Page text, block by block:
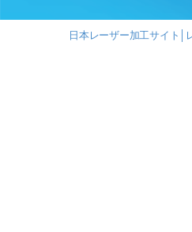
ー
日本レーザー加工サイト│